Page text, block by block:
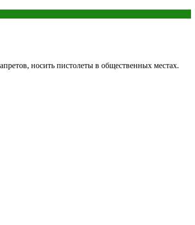
носить пистолеты в общественных местах.